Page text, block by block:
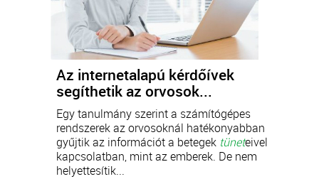
Az internetalapú kérdőívek
segíthetik az orvosok...
Egy tanulmány szerint a számítógépes
rendszerek az orvosoknál hatékonyabban
gyűjtik az információt a betegek tüneteivel
kapcsolatban, mint az emberek. De nem
helyettesítik...